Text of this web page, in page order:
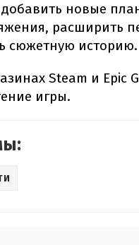
добавить новые
расширить
сюжетную историю.
Steam и Epic
игры.